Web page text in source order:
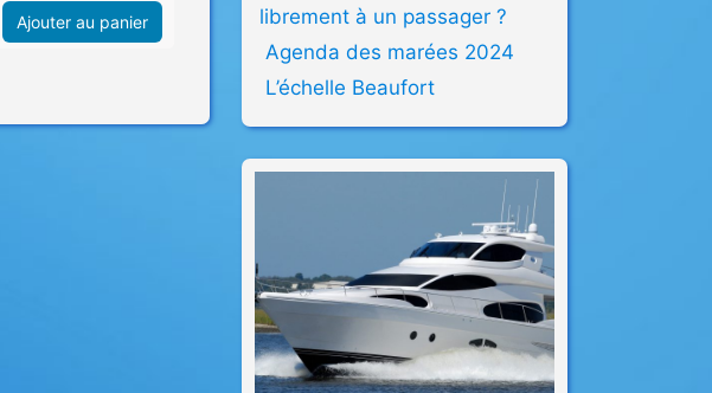
Ajouter au panier
librement à un passager ?
Agenda des marées 2024
L’échelle Beaufort